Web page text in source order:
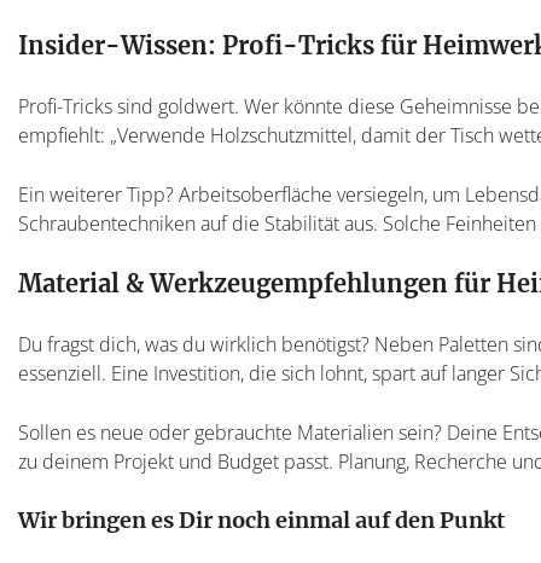
Insider-Wissen: Profi-Tricks für
Profi-Tricks sind goldwert. Wer könnte diese Geheimnisse
empfiehlt: „Verwende Holzschutzmittel, damit der Tisch
Ein weiterer Tipp? Arbeitsoberfläche versiegeln, um
Schraubentechniken auf die Stabilität aus. Solche
Material & Werkzeugempfehlungen für
Du fragst dich, was du wirklich benötigst? Neben Paletten
essenziell. Eine Investition, die sich lohnt, spart auf langer
Sollen es neue oder gebrauchte Materialien sein? Deine
zu deinem Projekt und Budget passt. Planung, Recherche
Wir bringen es Dir noch einmal auf den Punkt